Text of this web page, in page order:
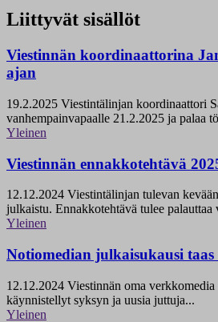
Liittyvät sisällöt
Viestinnän koordinaattorina
ajan
19.2.2025 Viestintälinjan koordinaattori
vanhempainvapaalle 21.2.2025 ja palaa
Yleinen
Viestinnän ennakkotehtävä
12.12.2024 Viestintälinjan tulevan
julkaistu. Ennakkotehtävä tulee palauttaa
Yleinen
Notiomedian julkaisukausi taas
12.12.2024 Viestinnän oma
käynnistellyt syksyn ja uusia juttuja...
Yleinen